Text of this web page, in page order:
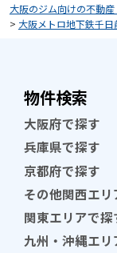
大阪のジム向けの不動
> 大阪メトロ地下鉄千日
物件検索
大阪府で探す
兵庫県で探す
京都府で探す
その他関西エリ
関東エリアで探
九州・沖縄エリ